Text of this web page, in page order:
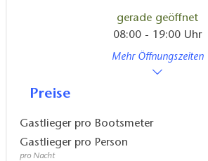
Motoren-Service (HONDA
Neu- und Gebrauchtboote
Yachtcharter (17 hochwertige
Motorboot- und Kanu-Verleih
Mietwohnwagen)
Restaurant
gerade geöffnet
08:00 - 19:00 Uhr
Mehr Öffnungszeiten
Preise
Gastlieger pro Bootsmeter
Gastlieger pro Person
pro Nacht